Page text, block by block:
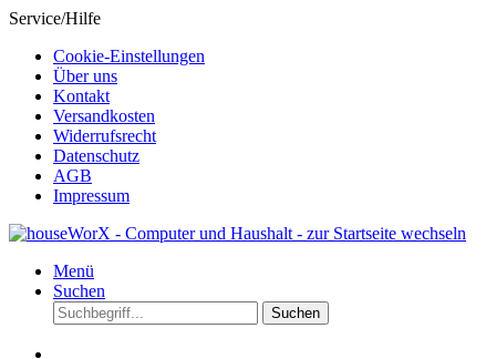
Service/Hilfe
Cookie-Einstellungen
Über uns
Kontakt
Versandkosten
Widerrufsrecht
Datenschutz
AGB
Impressum
Menü
Suchen
Suchen